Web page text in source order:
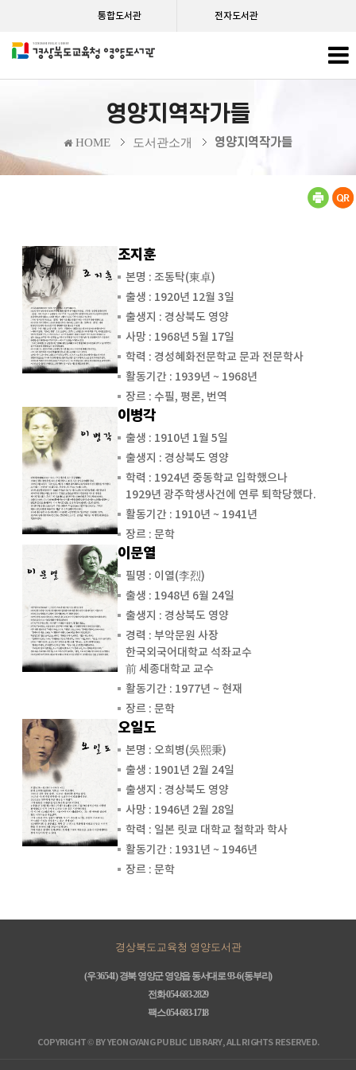
통합도서관 전자도서관
영양지역작가들
HOME 도서관소개 영양지역작가들
조지훈
본명 : 조동탁(東卓)
출생 : 1920년 12월 3일
출생지 : 경상북도 영양
사망 : 1968년 5월 17일
학력 : 경성혜화전문학교 문과 전문학사
활동기간 : 1939년 ~ 1968년
장르 : 수필, 평론, 번역
이병각
출생 : 1910년 1월 5일
출생지 : 경상북도 영양
학력 : 1924년 중동학교 입학했으나
1929년 광주학생사건에 연루 퇴학당했다.
활동기간 : 1910년 ~ 1941년
장르 : 문학
이문열
필명 : 이열(李烈)
출생 : 1948년 6월 24일
출생지 : 경상북도 영양
경력 : 부악문원 사장
한국외국어대학교 석좌교수
前 세종대학교 교수
활동기간 : 1977년 ~ 현재
장르 : 문학
오일도
본명 : 오희병(吳熙秉)
출생 : 1901년 2월 24일
출생지 : 경상북도 영양
사망 : 1946년 2월 28일
학력 : 일본 릿쿄 대학교 철학과 학사
활동기간 : 1931년 ~ 1946년
장르 : 문학
경상북도교육청 영양도서관
(우 36541) 경북 영양군 영양읍 동서대로 93-6 (동부리)
전화 054-683-2829
팩스 054-683-1718
COPYRIGHT © BY YEONGYANG PUBLIC LIBRARY, ALL RIGHTS RESERVED.